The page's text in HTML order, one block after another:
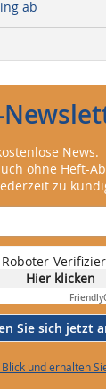
ab
News.
ohne Heft-
zu
Hier klicken
Friendly
Sie sich jetzt
und erhalten